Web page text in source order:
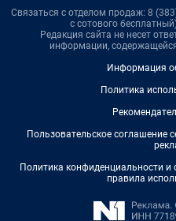
Связаться с отделом продаж: 8
с сотового
Редакция сайта не несет
информации,
Информация
Политика
Пользовательское соглашение
Политика конфиденциальности
правила